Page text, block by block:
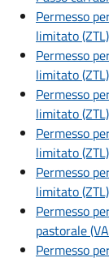
Permesso
limitato
Permesso
limitato
Permesso
limitato
Permesso
limitato
Permesso
limitato
Permesso
pastorale
Permesso